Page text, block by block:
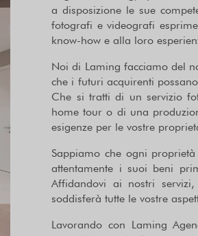
a disposizione le sue
fotografi e videografi
know-how e alla loro
Noi di Laming facciamo del
che i futuri acquirenti
Che si tratti di un servizio
home tour o di una
esigenze per le vostre
Sappiamo che ogni
attentamente i suoi beni
Affidandovi ai nostri
soddisferà tutte le vostre
Lavorando con Laming